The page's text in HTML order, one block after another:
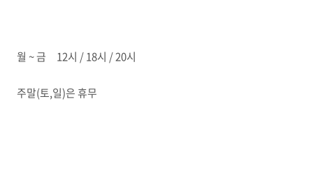
월 ~ 금 12시 / 18시 / 20시
주말(토,일)은 휴무